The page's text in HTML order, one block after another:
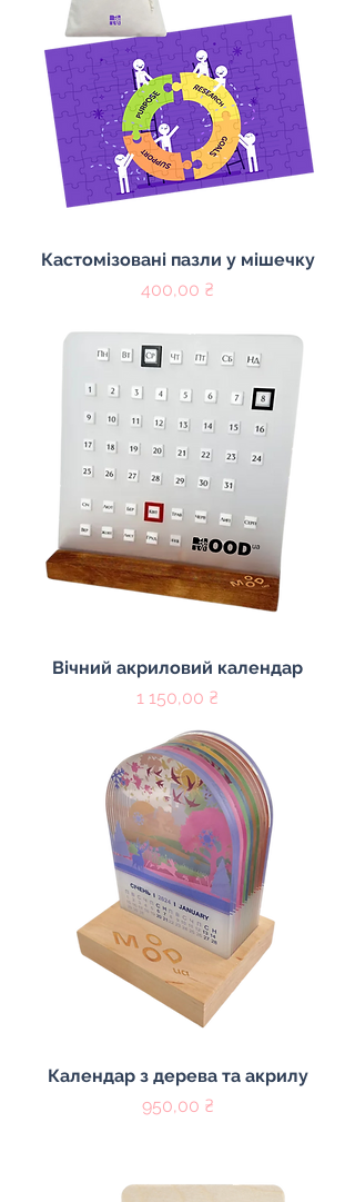
Кастомізовані пазли у мішечку
Цена
400,00 ₴
Вічний акриловий календар
Цена
1 150,00 ₴
Календар з дерева та акрилу
Цена
950,00 ₴